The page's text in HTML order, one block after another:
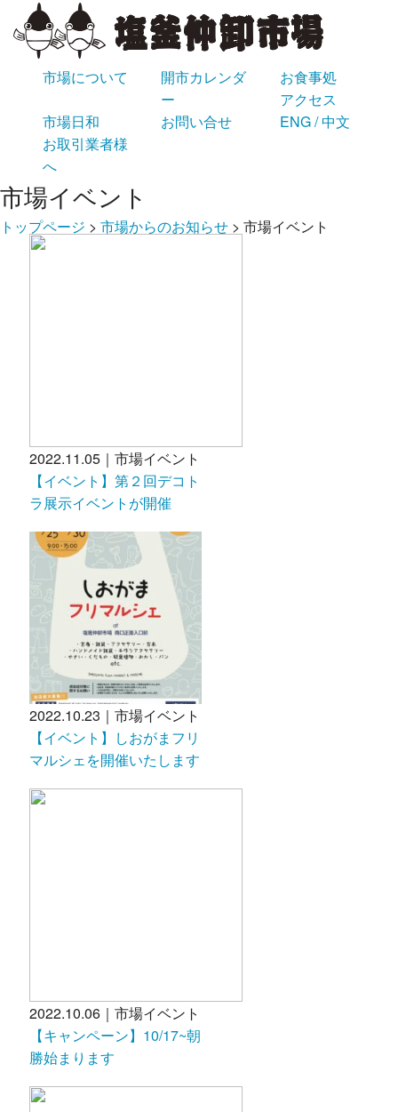
市場について
開市カレンダ
ー
お食事処
アクセス
市場日和
お問い合せ
ENG / 中文
お取引業者様
へ
市場イベント
トップページ > 市場からのお知らせ > 市場イベント
2022.11.05｜市場イベント
【イベント】第２回デコト
ラ展示イベントが開催
2022.10.23｜市場イベント
【イベント】しおがまフリ
マルシェを開催いたします
2022.10.06｜市場イベント
【キャンペーン】10/17~朝
勝始まります